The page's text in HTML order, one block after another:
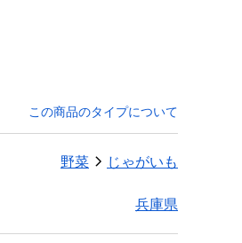
この商品のタイプについて
野菜 じゃがいも
兵庫県